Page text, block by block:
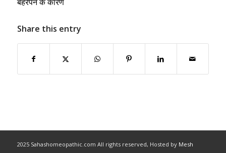
Share this entry
2025 Sahashomeopathic.com All rights reserved, Hosted by Mesh